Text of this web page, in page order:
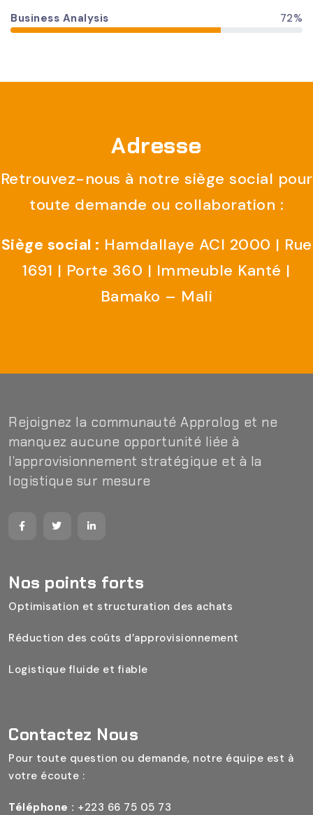
Business Analysis 72%
Adresse
Retrouvez-nous à notre siège social pour
toute demande ou collaboration :
Siège social : Hamdallaye ACI 2000 | Rue
1691 | Porte 360 | Immeuble Kanté |
Bamako – Mali
Rejoignez la communauté Approlog et ne
manquez aucune opportunité liée à
l’approvisionnement stratégique et à la
logistique sur mesure
Nos points forts
Optimisation et structuration des achats
Réduction des coûts d’approvisionnement
Logistique fluide et fiable
Contactez Nous
Pour toute question ou demande, notre équipe est à
votre écoute :
Téléphone : +223 66 75 05 73